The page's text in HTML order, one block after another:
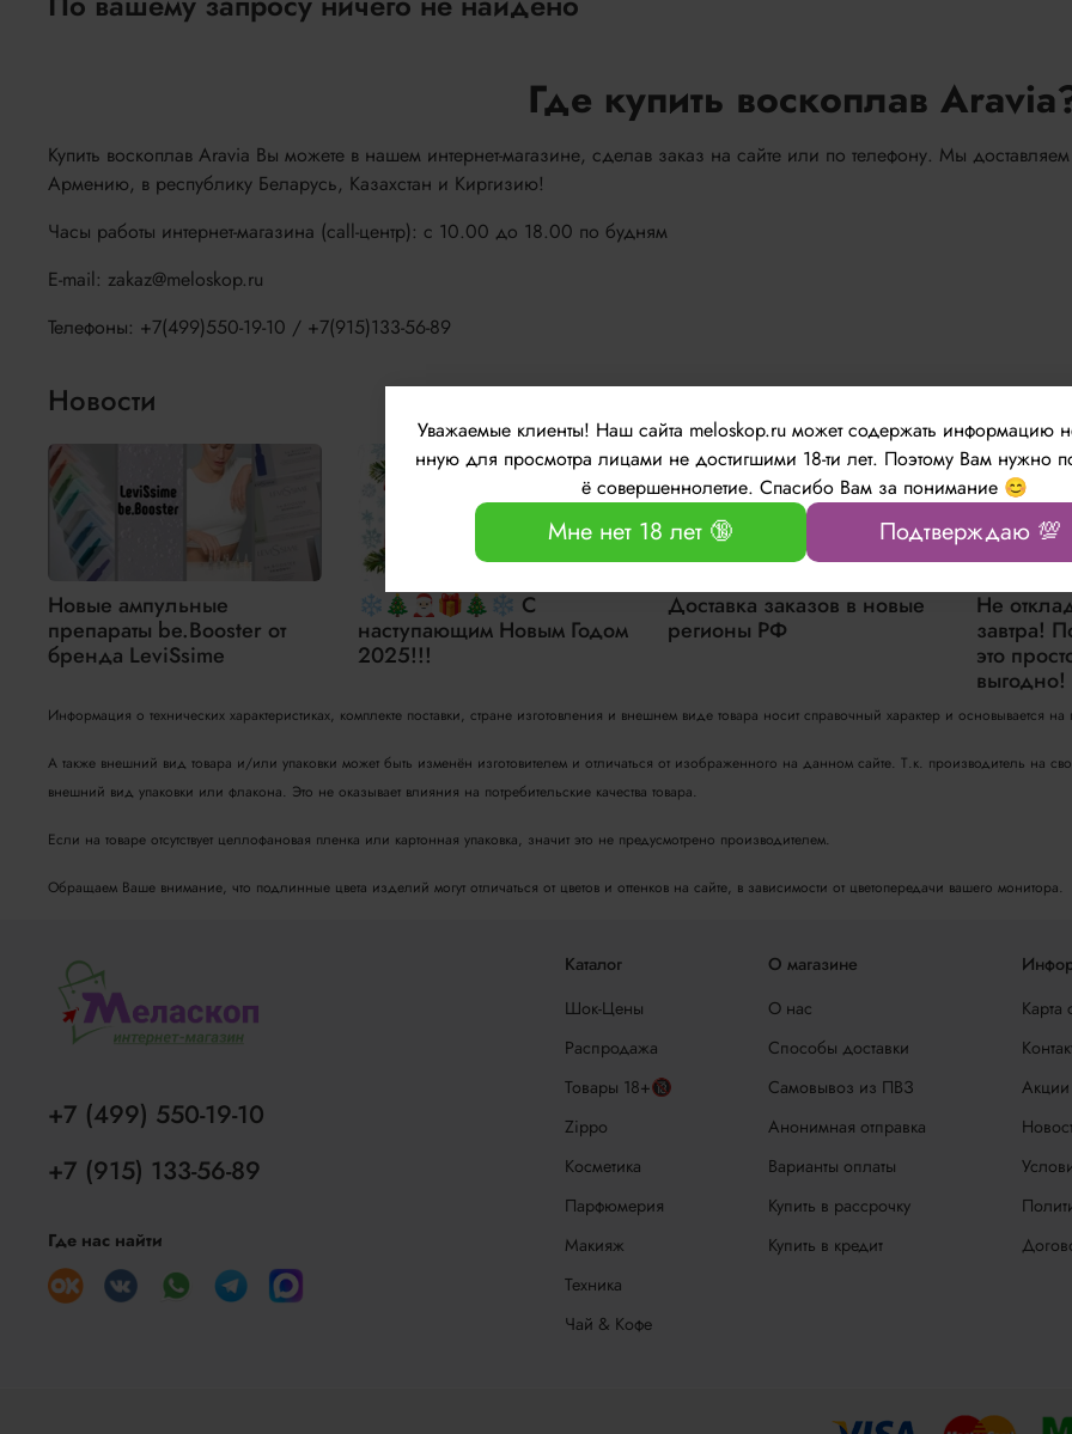
Где купить воскоплав
Купить воскоплав Aravia Вы можете в нашем интернет-магазине, сделав заказ на сайте или по телефону. Мы
Армению, в республику Беларусь, Казахстан и Киргизию!
Часы работы интернет-магазина (call-центр): с 10.00 до 18.00 по будням
E-mail: zakaz@meloskop.ru
Телефоны: +7(499)550-19-10 / +7(915)133-56-89
Новости
Новые ампульные
препараты be.Booster от
бренда LeviSsime
❄🎄🎅🏻🎁🎄❄ С
наступающим Новым Годом
2025!!!
Доставка заказов в новые
регионы РФ
Не
завтра!
это
выгодно!
Информация о технических характеристиках, комплекте поставки, стране изготовления и внешнем виде товара носит справочный характер и основывается
А также внешний вид товара и/или упаковки может быть изменён изготовителем и отличаться от изображенного на данном сайте. Т.к. производитель на
внешний вид упаковки или флакона. Это не оказывает влияния на потребительские качества товара.
Если на товаре отсутствует целлофановая пленка или картонная упаковка, значит это не предусмотрено производителем.
Обращаем Ваше внимание, что подлинные цвета изделий могут отличаться от цветов и оттенков на сайте, в зависимости от цветопередачи вашего монитора.
Каталог
Шок-Цены
Распродажа
Товары 18+🔞
Zippo
Косметика
Парфюмерия
Макияж
Техника
Чай & Кофе
О магазине
О нас
Способы доставки
Самовывоз из ПВЗ
Анонимная отправка
Варианты оплаты
Купить в рассрочку
Купить в кредит
Карта
Акции
+7 (499) 550-19-10
+7 (915) 133-56-89
Где нас найти
Уважаемые клиенты! Наш сайта meloskop.ru может содержать информацию
нную для просмотра лицами не достигшими 18-ти лет. Поэтому Вам нужно
ё совершеннолетие. Спасибо Вам за понимание 😊
Мне нет 18 лет 🔞 Подтверждаю 💯